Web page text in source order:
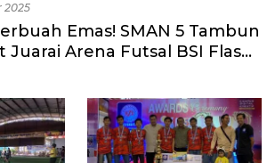
2025
Emas! SMAN 5 Tambun
Juarai Arena Futsal BSI Flash